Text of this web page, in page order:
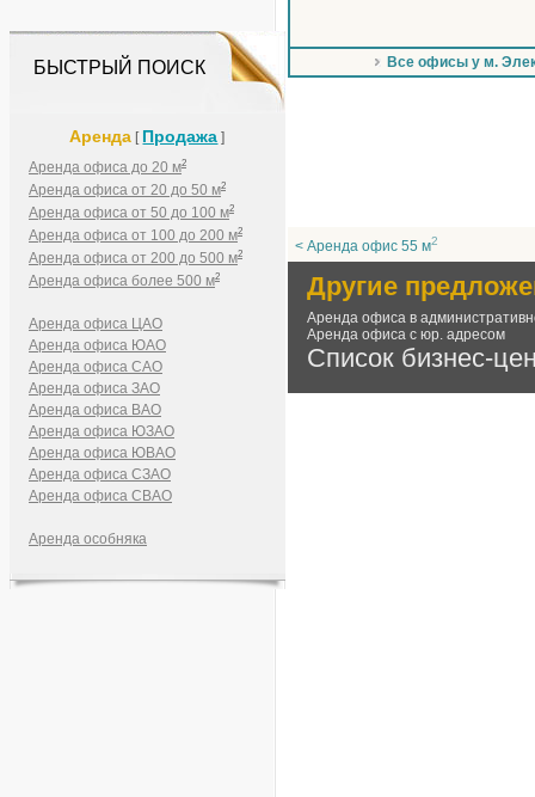
БЫСТРЫЙ ПОИСК
Аренда [ Продажа ]
Аренда офиса до 20 м2
Аренда офиса от 20 до 50 м2
Аренда офиса от 50 до 100 м2
Аренда офиса от 100 до 200 м2
Аренда офиса от 200 до 500 м2
Аренда офиса более 500 м2
Аренда офиса ЦАО
Аренда офиса ЮАО
Аренда офиса САО
Аренда офиса ЗАО
Аренда офиса ВАО
Аренда офиса ЮЗАО
Аренда офиса ЮВАО
Аренда офиса СЗАО
Аренда офиса СВАО
Аренда особняка
Все офисы у м.
< Аренда офис 55 м2
Другие
Аренда офиса в
Аренда офиса с юр. адресом
Список бизнес-